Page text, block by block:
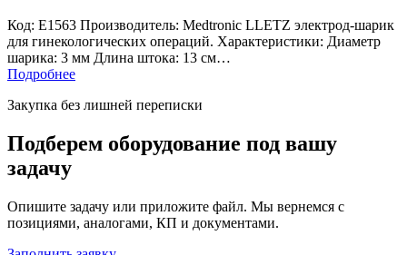
Код: E1563 Производитель: Medtronic LLETZ электрод-шарик
для гинекологических операций. Характеристики: Диаметр
шарика: 3 мм Длина штока: 13 см…
Подробнее
Закупка без лишней переписки
Подберем оборудование под вашу
задачу
Опишите задачу или приложите файл. Мы вернемся с
позициями, аналогами, КП и документами.